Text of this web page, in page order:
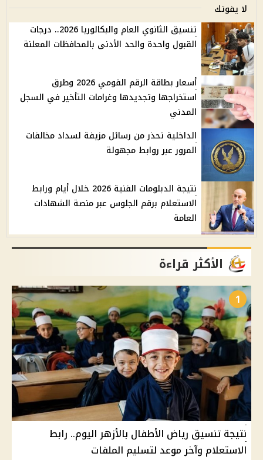
لا يفوتك
تنسيق الثانوي العام والبكالوريا 2026.. درجات
القبول واحدة والحد الأدنى بالمحافظات المعلنة
أسعار بطاقة الرقم القومي 2026 وطرق
استخراجها وتجديدها وغرامات التأخير في السجل
المدني
الداخلية تحذر من رسائل مزيفة لسداد مخالفات
المرور عبر روابط مجهولة
نتيجة الدبلومات الفنية 2026 خلال أيام ورابط
الاستعلام برقم الجلوس عبر منصة الشهادات
العامة
الأكثر قراءة
1
نتيجة تنسيق رياض الأطفال بالأزهر اليوم.. رابط
الاستعلام وآخر موعد لتسليم الملفات